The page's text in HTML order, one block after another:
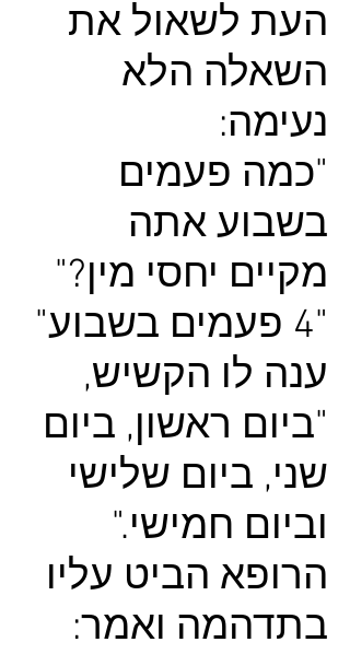
העת לשאול את
השאלה הלא
נעימה:
"כמה פעמים
בשבוע אתה
מקיים יחסי מין?"
"4 פעמים בשבוע"
ענה לו הקשיש,
"ביום ראשון, ביום
שני, ביום שלישי
וביום חמישי."
הרופא הביט עליו
בתדהמה ואמר: